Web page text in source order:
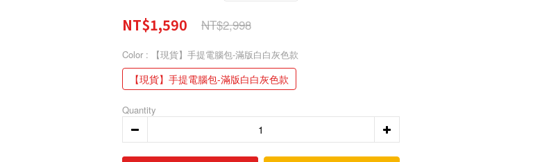
NT$1,590 NT$2,998
Color : 【現貨】手提電腦包-滿版白白灰色款
【現貨】手提電腦包-滿版白白灰色款
Quantity